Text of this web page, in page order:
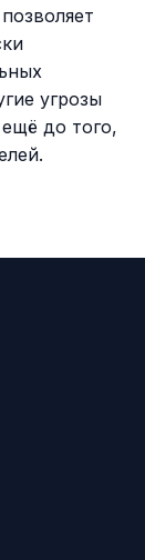
угрозы
до того,